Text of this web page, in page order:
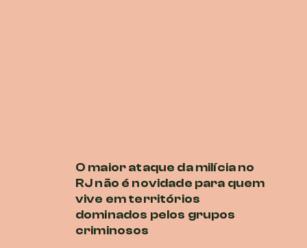
O maior ataque da milícia no
RJ não é novidade para quem
vive em territórios
dominados pelos grupos
criminosos